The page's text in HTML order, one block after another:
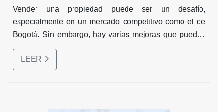
Vender una propiedad puede ser un desafío,
especialmente en un mercado competitivo como el de
Bogotá. Sin embargo, hay varias mejoras que puedes
hacer en tu hogar para aumentar su valor de mercado y
atraer a compradores potenciales.
LEER